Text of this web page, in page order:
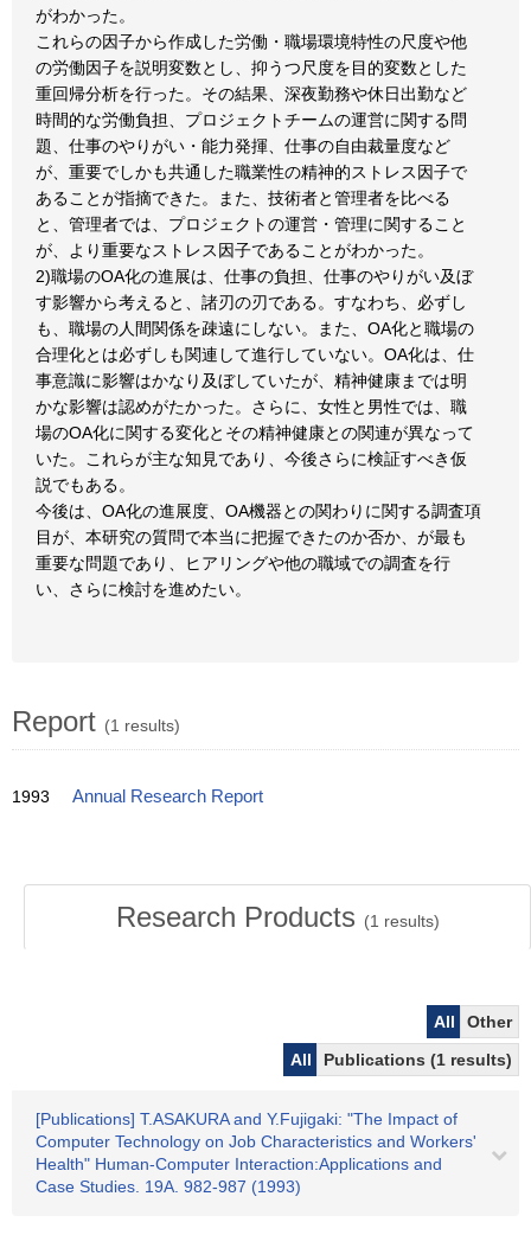
がわかった。
これらの因子から作成した労働・職場環境特性の尺度や他
の労働因子を説明変数とし、抑うつ尺度を目的変数とした
重回帰分析を行った。その結果、深夜勤務や休日出勤など
時間的な労働負担、プロジェクトチームの運営に関する問
題、仕事のやりがい・能力発揮、仕事の自由裁量度など
が、重要でしかも共通した職業性の精神的ストレス因子で
あることが指摘できた。また、技術者と管理者を比べる
と、管理者では、プロジェクトの運営・管理に関すること
が、より重要なストレス因子であることがわかった。
2)職場のOA化の進展は、仕事の負担、仕事のやりがい及ぼ
す影響から考えると、諸刃の刃である。すなわち、必ずし
も、職場の人間関係を疎遠にしない。また、OA化と職場の
合理化とは必ずしも関連して進行していない。OA化は、仕
事意識に影響はかなり及ぼしていたが、精神健康までは明
かな影響は認めがたかった。さらに、女性と男性では、職
場のOA化に関する変化とその精神健康との関連が異なって
いた。これらが主な知見であり、今後さらに検証すべき仮
説でもある。
今後は、OA化の進展度、OA機器との関わりに関する調査項
目が、本研究の質問で本当に把握できたのか否か、が最も
重要な問題であり、ヒアリングや他の職域での調査を行
い、さらに検討を進めたい。
Report (1 results)
1993 Annual Research Report
Research Products (1 results)
All
Other
All
Publications (1 results)
[Publications] T.ASAKURA and Y.Fujigaki: "The Impact of
Computer Technology on Job Characteristics and Workers'
Health" Human-Computer Interaction:Applications and
Case Studies. 19A. 982-987 (1993)